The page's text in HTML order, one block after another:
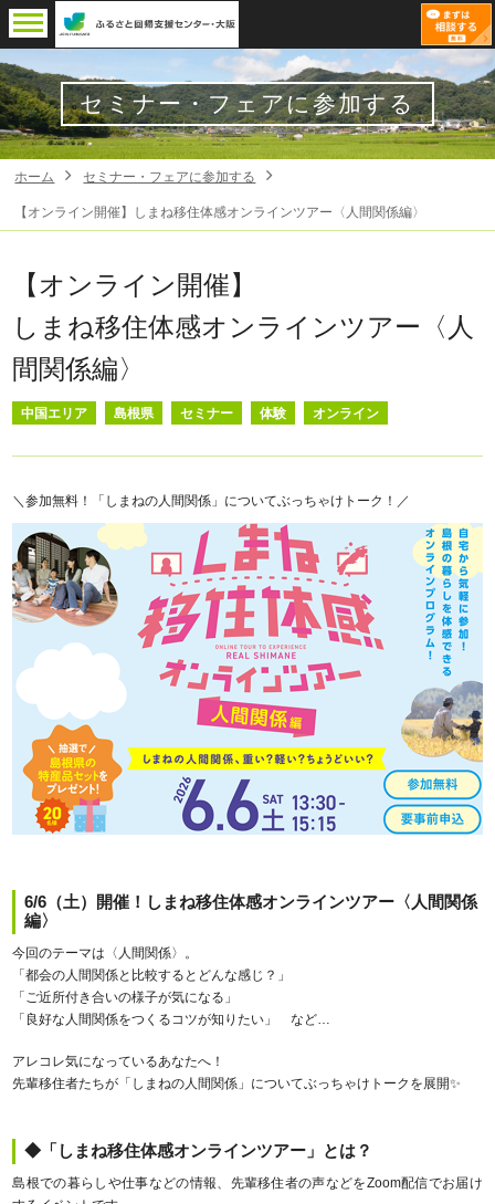
セミナー・フェアに参加する
ホーム セミナー・フェアに参加する
【オンライン開催】しまね移住体感オンラインツアー〈人間関係編〉
【オンライン開催】
しまね移住体感オンラインツアー〈人
間関係編〉
中国エリア 島根県 セミナー 体験 オンライン
＼参加無料！「しまねの人間関係」についてぶっちゃけトーク！／
6/6（土）開催！しまね移住体感オンラインツアー〈人間関係
編〉
今回のテーマは〈人間関係〉。
「都会の人間関係と比較するとどんな感じ？」
「ご近所付き合いの様子が気になる」
「良好な人間関係をつくるコツが知りたい」 など…
アレコレ気になっているあなたへ！
先輩移住者たちが「しまねの人間関係」についてぶっちゃけトークを展開✨
◆「しまね移住体感オンラインツアー」とは？
島根での暮らしや仕事などの情報、先輩移住者の声などをZoom配信でお届け